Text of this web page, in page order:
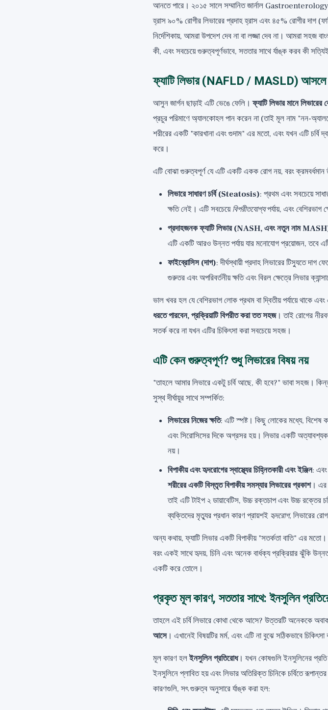
আনতে পারে। ২০১৫ সালে সম্মানিত জার্নাল
হ্রাস ৯০% রোগীর লিভারের প্রদাহ হ্রাস এবং ৪৫% রোগীর দাগ
নির্দেশিকায়, আমরা উপদেশ দেব না বা লজ্জা দেব না। আমরা সহজ
কী, এবং সবচেয়ে গুরুত্বপূর্ণভাবে, সততার সাথে র্যাঙ্ক করব কী
ফ্যাটি লিভার (NAFLD / MASLD) আসলে
আসুন জার্গন ছাড়াই এটি ভেঙে ফেলি।ফ্যাটি লিভার মানে
প্রচুর পরিমাণে অ্যালকোহল পান করেন না (তাই মূল নাম "নন-
শরীরের একটি "কারখানা এবং গুদাম" এর মতো, এবং যখন এটি চর্বি
করে।
এটি বোঝা গুরুত্বপূর্ণ যে এটি একটি একক রোগ নয়, বরং ক্রমবর্ধমান
লিভারে সাধারণ চর্বি (Steatosis): প্রথম এবং সবচেয়ে
ক্ষতি নেই। এটি সবচেয়েবিপরীতযোগ্যপর্যায়, এবং বেশিরভাগ
প্রদাহজনক ফ্যাটি লিভার (NASH, এবং নতুন নাম
এটি একটি আরও উন্নত পর্যায় যার মনোযোগ প্রয়োজন, তবে
ফাইব্রোসিস (দাগ): দীর্ঘস্থায়ী প্রদাহ লিভারের টিস্যুতে
গুরুতর এবং অপরিবর্তনীয় ক্ষতি এবং বিরল ক্ষেত্রে লিভার
ভাল খবর হল যে বেশিরভাগ লোক প্রথম বা দ্বিতীয় পর্যায়ে থাকে
ধরতে পারবেন, প্রক্রিয়াটি বিপরীত করা তত সহজ। তাই রোগের
সতর্ক করে না যখন এটির চিকিৎসা করা সবচেয়ে সহজ।
এটি কেন গুরুত্বপূর্ণ? শুধু লিভারের বিষয় নয়
"তাহলে আমার লিভারে একটু চর্বি আছে, কী হবে?" ভাবা সহজ।
সুস্থ দীর্ঘায়ুর সাথে সম্পর্কিত:
লিভারের নিজের ক্ষতি: এটি স্পষ্ট। কিছু লোকের মধ্যে, বিশেষ
এবং সিরোসিসের দিকে অগ্রসর হয়। লিভার একটি অত্যাবশ্যক
নয়।
বিপাকীয় এবং হৃদরোগের স্বাস্থ্যের চিহ্নিতকারী এবং ইঞ্জিন:
শরীরের একটি বিস্তৃত বিপাকীয় সমস্যার লিভারের প্রকাশ। এর
তাই এটি টাইপ ২ ডায়াবেটিস, উচ্চ রক্তচাপ এবং উচ্চ রক্তের
ব্যক্তিদের মৃত্যুর প্রধান কারণ প্রায়শই হৃদরোগ, লিভারের
অন্য কথায়, ফ্যাটি লিভার একটি বিপাকীয় "সতর্কতা বাতি" এর
বরং একই সাথে হৃদয়, চিনি এবং অনেক বার্ধক্য প্রক্রিয়ার ঝুঁকি
একটি করে তোলে।
প্রকৃত মূল কারণ, সততার সাথে: ইনসুলিন
তাহলে এই চর্বি লিভারে কোথা থেকে আসে? উত্তরটি অনেককে
আসে। এখানেই বিষয়টির মর্ম, এবং এটি না বুঝে সঠিকভাবে
মূল কারণ হলইনসুলিন প্রতিরোধ। যখন কোষগুলি ইনসুলিনের প্রতি
ইনসুলিনে প্লাবিত হয় এবং লিভার অতিরিক্ত চিনিকে চর্বিতে
কারণগুলি, সৎ গুরুত্ব অনুসারে র্যাঙ্ক করা হল: